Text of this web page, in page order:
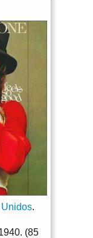
Unidos.
(85